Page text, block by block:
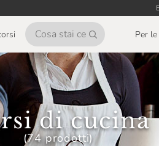
Per
di cucina
(74 prodotti)